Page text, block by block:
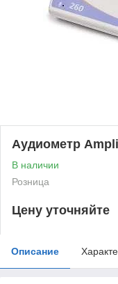
Аудиометр
В наличии
Розница
Цену уточняйте
Описание